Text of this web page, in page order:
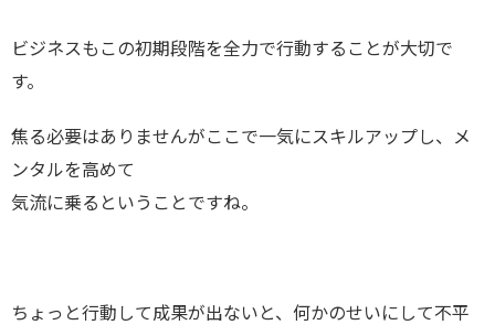
ビジネスもこの初期段階を全力で行動することが大切で
す。
焦る必要はありませんがここで一気にスキルアップし、メ
ンタルを高めて
気流に乗るということですね。
ちょっと行動して成果が出ないと、何かのせいにして不平